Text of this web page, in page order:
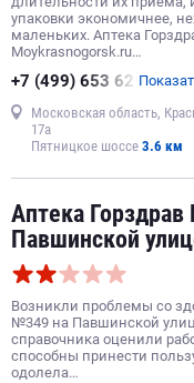
упаковки экономичнее,
маленьких. Аптека
Moykrasnogorsk.ru…
+7 (499) 653 62
Московская область,
17а
Пятницкое шоссе 3.6 км
Аптека
Павшинской
Возникли проблемы со
№349 на Павшинской
справочника оценили
способны принести
одолела…